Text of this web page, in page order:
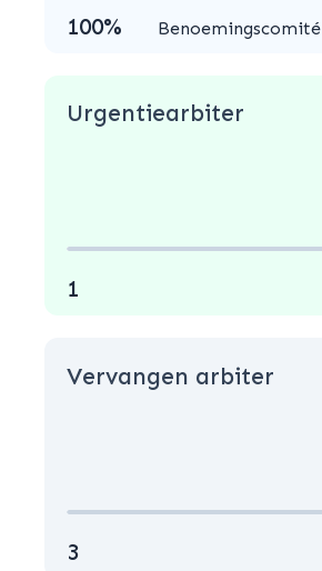
100%
Benoemingscomité
Urgentiearbiter
1
Vervangen arbiter
3